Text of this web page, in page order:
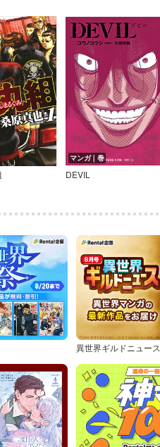
マンガ｜巻
DEVIL
異世界ギルドニュース